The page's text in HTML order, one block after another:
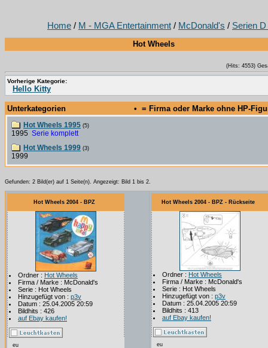
Home / M - MGA Entertainment / McDonald's / Serien
Hot Wheels
(Hits: 4553)
Vorherige Kategorie:
Hello Kitty
Unterkategorien • = Firma oder Marke ohne HP-
Hot Wheels 1995 (5)
1995 Serie komplett
Hot Wheels 1999 (3)
1999
Gefunden: 2 Bild(er) auf 1 Seite(n). Angezeigt: Bild 1 bis 2.
Hot Wheels 2004 - BPZ
Ordner : Hot Wheels
Firma / Marke : McDonald's
Serie : Hot Wheels
Hinzugefügt von : p3v
Datum : 25.04.2005 20:59
Bildhits : 426
auf Ebay kaufen!
eu
Hot Wheels 2004 - BPZ - Rückseite
Ordner : Hot Wheels
Firma / Marke : McDonald's
Serie : Hot Wheels
Hinzugefügt von : p3v
Datum : 25.04.2005 20:59
Bildhits : 413
auf Ebay kaufen!
eu